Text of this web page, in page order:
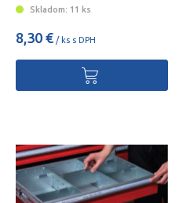
Skladom: 11 ks
8,30 € / ks s DPH